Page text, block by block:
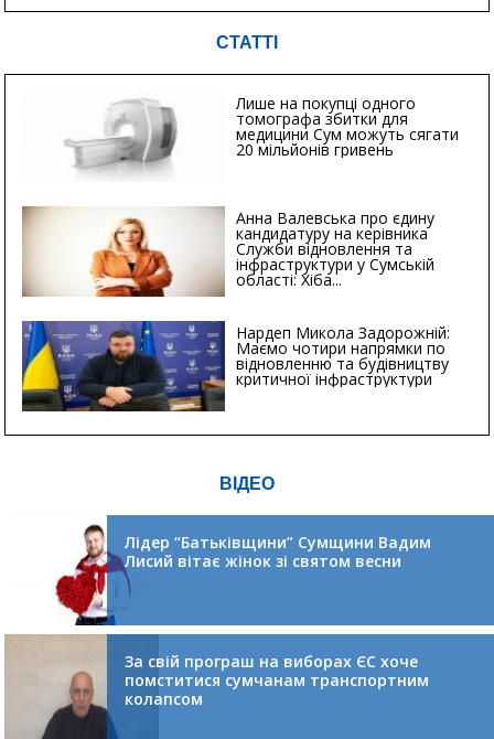
СТАТТІ
Лише на покупці одного
томографа збитки для
медицини Сум можуть сягати
20 мільйонів гривень
Анна Валевська про єдину
кандидатуру на керівника
Служби відновлення та
інфраструктури у Сумській
області: Хіба...
Нардеп Микола Задорожній:
Маємо чотири напрямки по
відновленню та будівництву
критичної інфраструктури
ВІДЕО
Лідер “Батьківщини” Сумщини Вадим
Лисий вітає жінок зі святом весни
За свій програш на виборах ЄС хоче
помститися сумчанам транспортним
колапсом